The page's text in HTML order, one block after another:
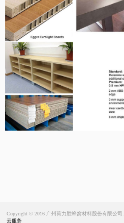
Copyright © 2016 广州荷力胜蜂窝材料股份有限公司
云服务